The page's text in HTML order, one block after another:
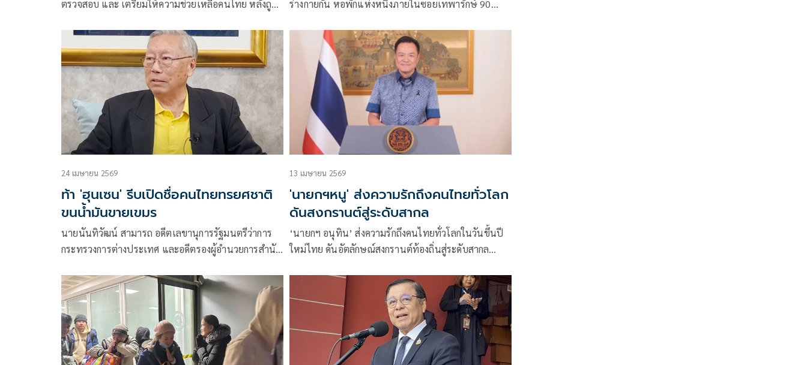
ตรวจสอบ และ เตรียมให้ความช่วยเหลือคนไทย หลังถูก
คาดหาของป่าตามแนวชายแดนบริเวณช่องตาเล็ง แล้ว
เดินลึกใกล้ฐานเขมร
ร่างกายกัน หอพักแห่งหนึ่งภายในซอยเทพารักษ์ 90
24 เมษายน 2569
ท้า 'ฮุนเซน' รีบเปิดชื่อคนไทยทรยศชาติ
ขนน้ำมันขายเขมร
นายนันทิวัฒน์ สามารถ อดีตเลขานุการรัฐมนตรีว่าการ
กระทรวงการต่างประเทศ และอดีตรองผู้อำนวยการสำนัก
เด็จฮุนเซน
13 เมษายน 2569
'นายกฯหนู' ส่งความรักถึงคนไทยทั่วโลก
ดันสงกรานต์สู่ระดับสากล
‘นายกฯ อนุทิน’ ส่งความรักถึงคนไทยทั่วโลกในวันขึ้นปี
ใหม่ไทย ดันอัตลักษณ์สงกรานต์ท้องถิ่นสู่ระดับสากล
รอยยิ้มคืนความสุขหลังลุยงานหนักมาทั้งปี